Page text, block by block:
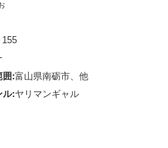
155
囲:富山県南砺市、他
ル:ヤリマンギャル